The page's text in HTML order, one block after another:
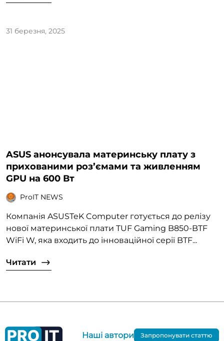
31 березня, 2025
ASUS анонсувала материнську плату з
прихованими роз’ємами та живленням
GPU на 600 Вт
ProIT NEWS
Компанія ASUSTeK Computer готується до релізу
нової материнської плати TUF Gaming B850-BTF
WiFi W, яка входить до інноваційної серії BTF...
Читати
Наші автори Запропонувати статтю